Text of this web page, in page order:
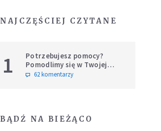
NAJCZĘŚCIEJ CZYTANE
1
Potrzebujesz pomocy?
Pomodlimy się w Twojej
intencji
62 komentarzy
BĄDŹ NA BIEŻĄCO